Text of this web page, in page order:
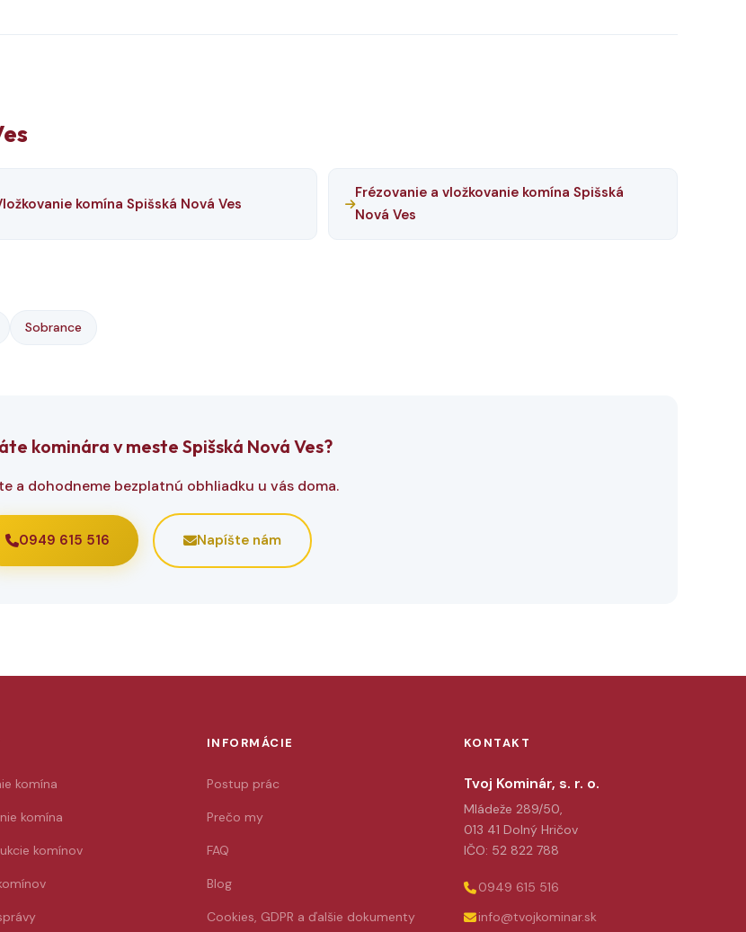
komína Spišská Nová Ves
Frézovanie a vložkovanie komína Spišská
Nová Ves
Sobrance
kominára v meste Spišská Nová Ves?
a dohodneme bezplatnú obhliadku u vás doma.
0949 615 516 Napíšte nám
komína
komína
komínov
INFORMÁCIE
Postup prác
Prečo my
FAQ
Blog
Cookies, GDPR a ďalšie dokumenty
KONTAKT
Tvoj Kominár, s. r. o.
Mládeže 289/50,
013 41 Dolný Hričov
IČO: 52 822 788
0949 615 516
info@tvojkominar.sk